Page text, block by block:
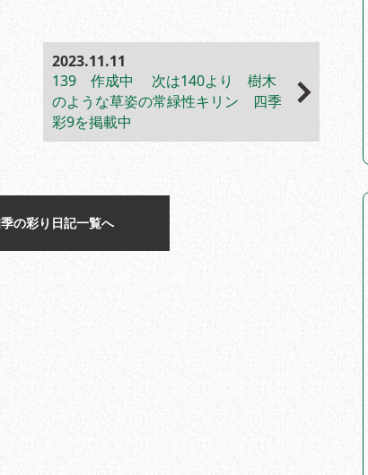
2023.11.11
139 作成中 次は140より 樹木
のような草姿の常緑性キリン 四季
彩9を掲載中
の彩り日記一覧へ